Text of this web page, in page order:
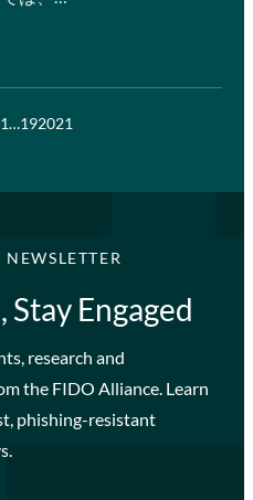
1…192021
Engaged
research and
the FIDO Alliance. Learn
phishing-resistant